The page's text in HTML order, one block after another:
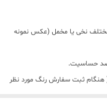
نخی یا مخمل (عکس نمونه
ضد حساسیت.
هنگام ثبت سفارش رنگ مورد نظر